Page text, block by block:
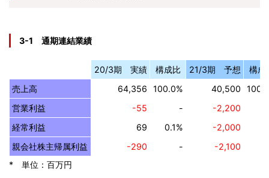
3-1 通期連結業績
20/3期 実績 構成比 21/3期 予想
構成
売上高
64,356 100.0% 40,500
営業利益
-55 -
-2,200
経常利益
69 0.1%
-2,000
親会社株主帰属利益
-290 -
-2,100
* 単位：百万円